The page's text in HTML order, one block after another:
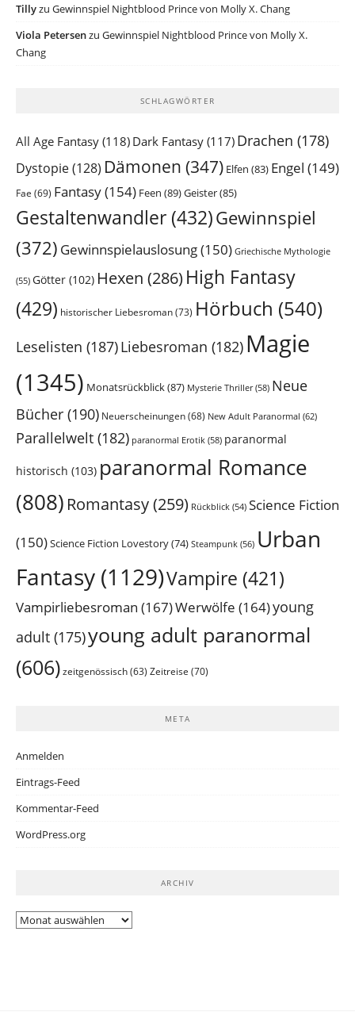
Tillyzu Gewinnspiel Nightblood Prince von Molly X. Chang
Viola Petersenzu Gewinnspiel Nightblood Prince von Molly X.
Chang
SCHLAGWÖRTER
All Age Fantasy (118) Dark Fantasy (117) Drachen (178)
Dystopie(128) Dämonen (347) Elfen (83) Engel (149)
Fae (69) Fantasy(154) Feen (89)Geister(85)
Gestaltenwandler (432)Gewinnspiel
(372) Gewinnspielauslosung(150) Griechische Mythologie
(55) Götter (102) Hexen (286) High Fantasy
(429) historischer Liebesroman(73) Hörbuch (540)
Leselisten (187)Liebesroman (182) Magie
(1345) Monatsrückblick(87) Mysterie Thriller(58) Neue
Bücher (190) Neuerscheinungen(68) New Adult Paranormal (62)
Parallelwelt (182) paranormal Erotik (58) paranormal
historisch (103) paranormal Romance
(808) Romantasy(259) Rückblick (54) Science Fiction
(150)Science Fiction Lovestory(74) Steampunk (56) Urban
Fantasy (1129)Vampire (421)
Vampirliebesroman (167)Werwölfe (164)young
adult (175)young adult paranormal
(606) zeitgenössisch (63) Zeitreise (70)
META
Anmelden
Eintrags-Feed
Kommentar-Feed
WordPress.org
ARCHIV
Archiv